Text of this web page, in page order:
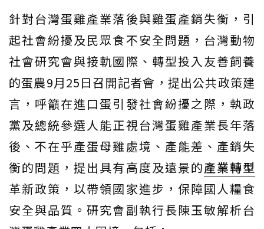
針對台灣蛋雞產業落後與雞蛋產銷失衡，引
起社會紛擾及民眾食不安全問題，台灣動物
社會研究會與接軌國際、轉型投入友善飼養
的蛋農9月25日召開記者會，提出公共政策建
言，呼籲在進口蛋引發社會紛擾之際，執政
黨及總統參選人能正視台灣蛋雞產業長年落
後、不在乎產蛋母雞處境、產能差、產銷失
衡的問題，提出具有高度及遠景的產業轉型
革新政策，以帶領國家進步，保障國人糧食
安全與品質。研究會副執行長陳玉敏解析台